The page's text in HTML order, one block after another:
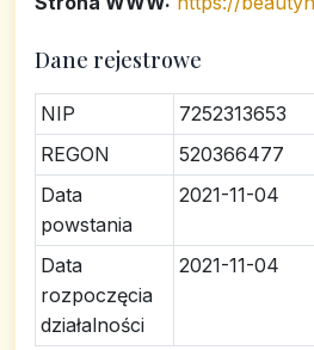
Dane rejestrowe
NIP
7252313653
REGON
520366477
Data
powstania
2021-11-04
Data
rozpoczęcia
działalności
2021-11-04